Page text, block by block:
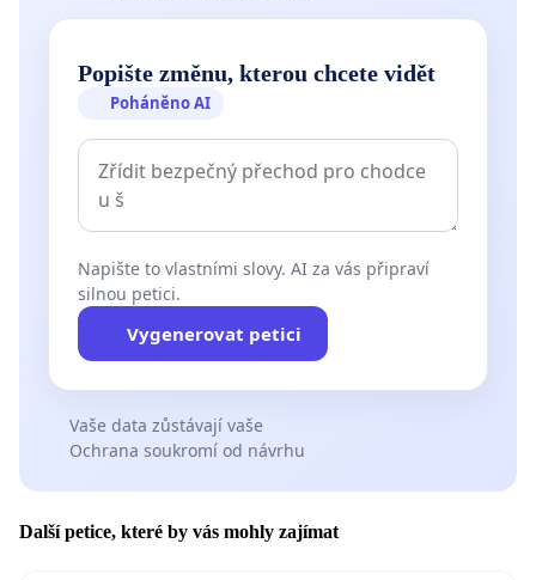
Popište změnu, kterou chcete vidět
Poháněno AI
Napište to vlastními slovy. AI za vás připraví
silnou petici.
Vygenerovat petici
Vaše data zůstávají vaše
Ochrana soukromí od návrhu
Další petice, které by vás mohly zajímat